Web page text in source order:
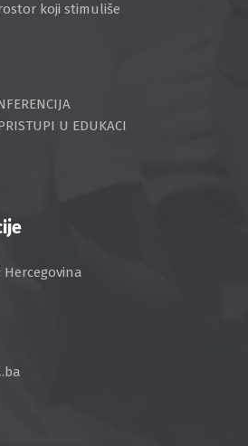
koji stimuliše
U EDUKACI
Hercegovina